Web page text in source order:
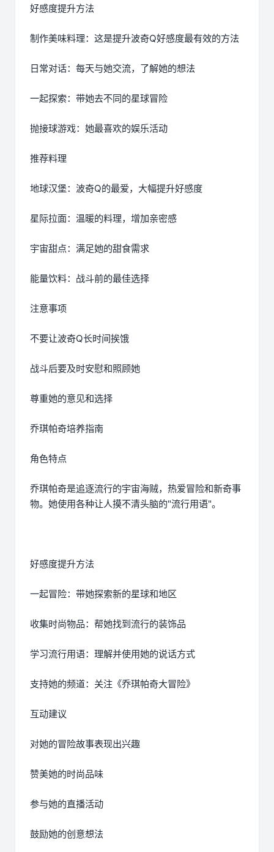
好感度提升方法
制作美味料理：这是提升波奇Q好感度最有效的方法
日常对话：每天与她交流，了解她的想法
一起探索：带她去不同的星球冒险
抛接球游戏：她最喜欢的娱乐活动
推荐料理
地球汉堡：波奇Q的最爱，大幅提升好感度
星际拉面：温暖的料理，增加亲密感
宇宙甜点：满足她的甜食需求
能量饮料：战斗前的最佳选择
注意事项
不要让波奇Q长时间挨饿
战斗后要及时安慰和照顾她
尊重她的意见和选择
乔琪帕奇培养指南
角色特点
乔琪帕奇是追逐流行的宇宙海贼，热爱冒险和新奇事
物。她使用各种让人摸不清头脑的"流行用语"。
好感度提升方法
一起冒险：带她探索新的星球和地区
收集时尚物品：帮她找到流行的装饰品
学习流行用语：理解并使用她的说话方式
支持她的频道：关注《乔琪帕奇大冒险》
互动建议
对她的冒险故事表现出兴趣
赞美她的时尚品味
参与她的直播活动
鼓励她的创意想法